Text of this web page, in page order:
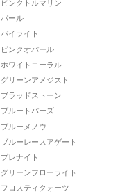
ピンクトルマリン
パール
パイライト
ピンクオパール
ホワイトコーラル
グリーンアメジスト
ブラッドストーン
ブルートパーズ
ブルーメノウ
ブルーレースアゲート
プレナイト
グリーンフローライト
フロスティクォーツ